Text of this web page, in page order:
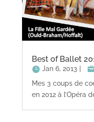
Best of Ballet
Jan 6, 2013
Mes 3 coups de
en 2012 à l’Opéra